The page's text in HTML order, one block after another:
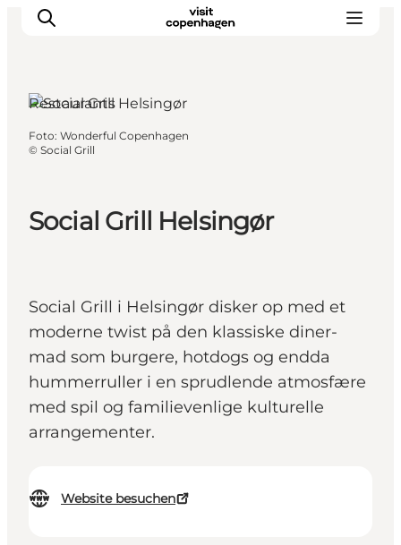
Aktivitäten
Social Grill Helsingør
Social Grill i Helsingør disker op med et
moderne twist på den klassiske diner-
mad som burgere, hotdogs og endda
hummerruller i en sprudlende atmosfære
med spil og familievenlige kulturelle
arrangementer.
Website besuchen
Restaurants
Foto: Wonderful Copenhagen
© Social Grill